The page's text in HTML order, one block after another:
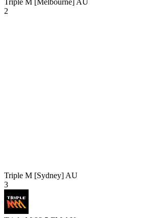
2
Triple M [Sydney] AU
3